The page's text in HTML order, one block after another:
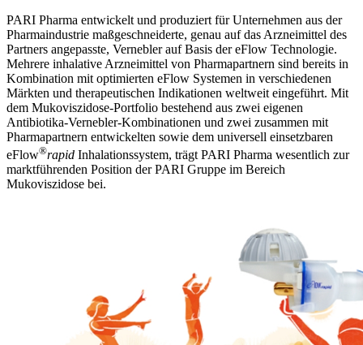
PARI Pharma entwickelt und produziert für Unternehmen aus der
Pharmaindustrie maßgeschneiderte, genau auf das Arzneimittel des
Partners angepasste, Vernebler auf Basis der eFlow Technologie.
Mehrere inhalative Arzneimittel von Pharmapartnern sind bereits in
Kombination mit optimierten eFlow Systemen in verschiedenen
Märkten und therapeutischen Indikationen weltweit eingeführt. Mit
dem Mukoviszidose-Portfolio bestehend aus zwei eigenen
Antibiotika-Vernebler-Kombinationen und zwei zusammen mit
Pharmapartnern entwickelten sowie dem universell einsetzbaren
eFlow®rapid Inhalationssystem, trägt PARI Pharma wesentlich zur
marktführenden Position der PARI Gruppe im Bereich
Mukoviszidose bei.